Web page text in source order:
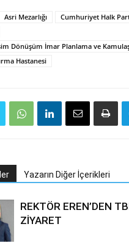
Asri Mezarlığı Cumhuriyet Halk
Dönüşüm İmar Planlama ve
Hastanesi
Yazarın Diğer İçerikleri
REKTÖR EREN’DEN
ZİYARET